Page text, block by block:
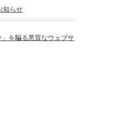
知らせ
を騙る悪質なウェブサ